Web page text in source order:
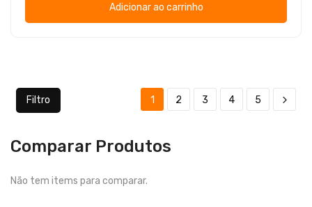
Adicionar ao carrinho
Filtro 1 2 3 4 5
Comparar Produtos
Não tem items para comparar.